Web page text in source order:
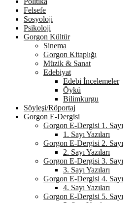
Felsefe
Sosyoloji
Psikoloji
Gorgon Kültür
Sinema
Gorgon Kitaplığı
Müzik & Sanat
Edebiyat
Edebi İncelemeler
Öykü
Bilimkurgu
Söyleşi/Röportaj
Gorgon E-Dergisi
Gorgon E-Dergisi 1. Sayı
1. Sayı Yazıları
Gorgon E-Dergisi 2. Sayı
2. Sayı Yazıları
Gorgon E-Dergisi 3. Sayı
3. Sayı Yazıları
Gorgon E-Dergisi 4. Sayı
4. Sayı Yazıları
Gorgon E-Dergisi 5. Sayı